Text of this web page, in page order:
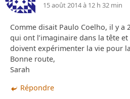
15 août 2014 à 12 h 32 min
Comme disait Paulo Coelho, il y a
qui ont l’imaginaire dans la tête
doivent expérimenter la vie pour
Bonne route,
Sarah
Répondre